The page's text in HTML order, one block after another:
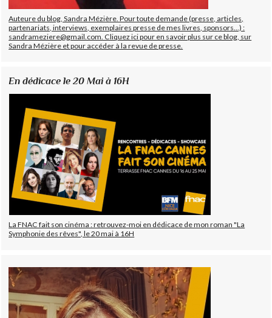
Auteure du blog, Sandra Mézière. Pour toute demande (presse, articles,
partenariats, interviews, exemplaires presse de mes livres, sponsors...) :
sandrameziere@gmail.com. Cliquez ici pour en savoir plus sur ce blog, sur
Sandra Mézière et pour accéder à la revue de presse.
En dédicace le 20 Mai à 16H
La FNAC fait son cinéma : retrouvez-moi en dédicace de mon roman "La
Symphonie des rêves", le 20 mai à 16H